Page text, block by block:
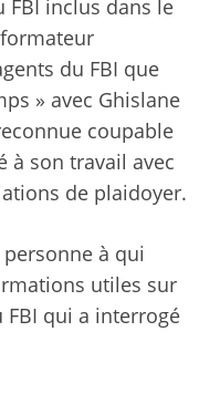
inclus dans le
du FBI que
» avec Ghislane
coupable
à son travail avec
de plaidoyer.
à qui
utiles sur
FBI qui a interrogé